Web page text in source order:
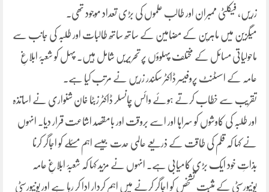
زریں، فیکلٹی ممبران اور طالب علموں کی بڑی تعداد موجود تھی۔
میگزین میں ماہرین کے مضامین کے ساتھ ساتھ طالبات اور طلبہ کی جانب سے
ماحولیاتی مسائل کے مختلف پہلوؤں پر تحریریں شامل ہیں۔ پہل کو شعبۂ ابلاغِ
عامہ کے اسسٹنٹ پروفیسر ڈاکٹر سکندر زریں نے مرتب کیا ہے۔
تقریب سے خطاب کرتے ہوئے وائس چانسلر ڈاکٹر زبٹا خان شنواری نے اساتذہ
اور طلبہ کی کاوشوں کو سراہا اور اسے بروقت اور بامقصد اشاعت قرار دیا۔ انہوں
نے کہا کہ قلم کی طاقت کے ذریعے عالمی حدت جیسے اہم مسئلے کو اجاگر کرنا
بذاتِ خود ایک بڑی کامیابی ہے۔ انہوں نے مزید کہا کہ شعبۂ ابلاغِ عامہ
یونیورسٹی کے مثبت تشخص کو اجاگر کرنے میں اہم کردار ادا کر رہا ہے اور یونیورسٹی